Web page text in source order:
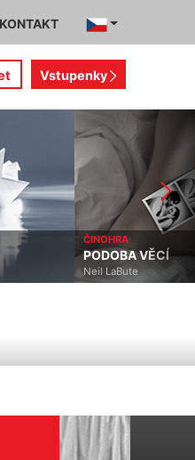
KONTAKT
Vstupenky
ČINOHRA
PODOBA VĚCÍ
Neil LaBute